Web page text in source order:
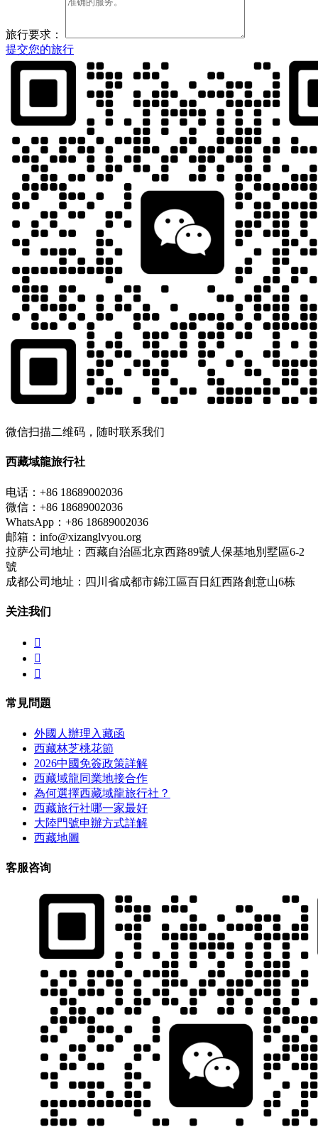
旅行要求：
提交您的旅行
微信扫描二维码，随时联系我们
西藏域龍旅行社
电话：+86 18689002036
微信：+86 18689002036
WhatsApp：+86 18689002036
邮箱：info@xizanglvyou.org
拉萨公司地址：西藏自治區北京西路89號人保基地別墅區6-2
號
成都公司地址：四川省成都市錦江區百日紅西路創意山6栋
关注我们



常見問題
外國人辦理入藏函
西藏林芝桃花節
2026中國免簽政策詳解
西藏域龍同業地接合作
為何選擇西藏域龍旅行社？
西藏旅行社哪一家最好
大陸門號申辦方式詳解
西藏地圖
客服咨询